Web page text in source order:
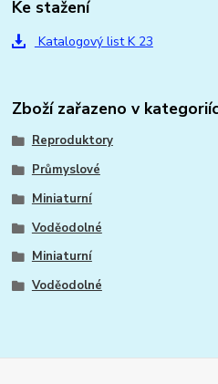
Ke stažení
Katalogový list K 23
Zboží zařazeno v
Reproduktory
Průmyslové
Miniaturní
Voděodolné
Miniaturní
Voděodolné